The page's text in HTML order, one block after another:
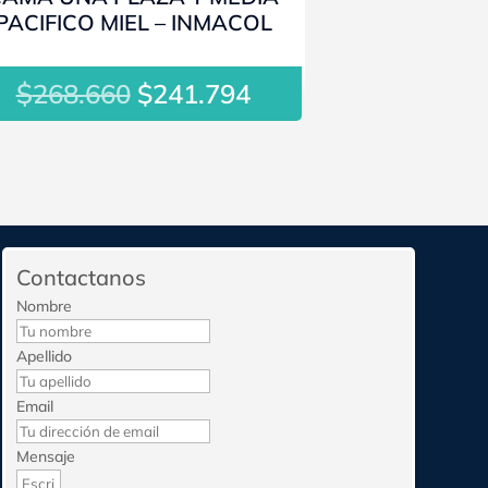
MIEL – INMACOL
$268.660 El
precio
$241.794El
precio
Contactanos
Nombre
Apellido
Email
Mensaje